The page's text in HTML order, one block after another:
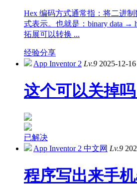
Hex 编码方式通常指：将二进
式表示。也就是：binary data →
拓展可以转换 ...
经验分享
App Inventor 2 Lv.9 2025-12-16
这个可以关掉吗
已解决
App Inventor 2 中文网 Lv.9
程序写出来手